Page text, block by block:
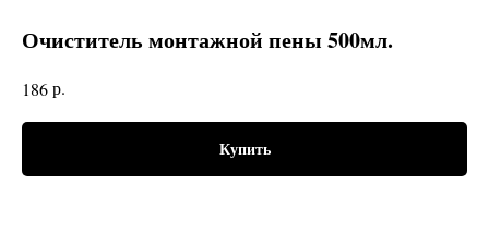
Очиститель монтажной пены 500мл.
186р.
Купить